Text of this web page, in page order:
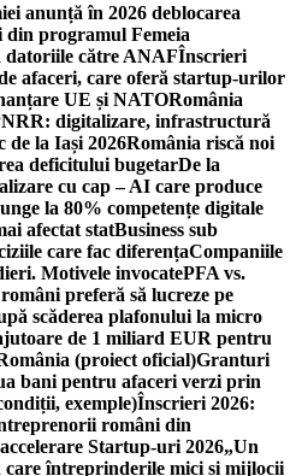
anunță în 2026 deblocarea
din programul Femeia
datoriile către ANAFÎnscrieri
afaceri, care oferă startup-urilor
UE și NATORomânia
digitalizare, infrastructură
de la Iași 2026România riscă noi
deficitului bugetarDe la
cu cap – AI care produce
la 80% competențe digitale
afectat statBusiness sub
care fac diferențaCompaniile
Motivele invocatePFA vs.
preferă să lucreze pe
scăderea plafonului la micro
de 1 miliard EUR pentru
(proiect oficial)Granturi
bani pentru afaceri verzi prin
exemple)Înscrieri 2026:
români din
Startup-uri 2026„Un
care întreprinderile mici și mijlocii